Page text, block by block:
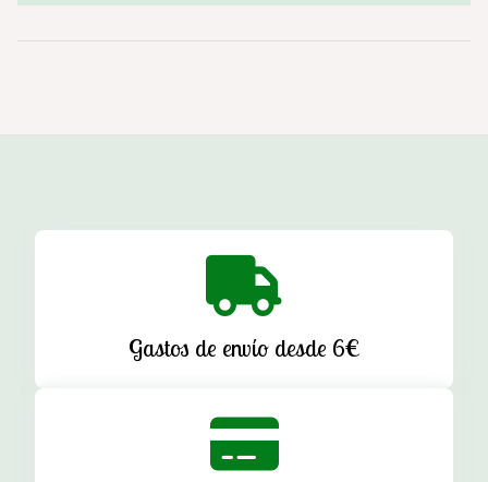
Gastos de envío desde 6€